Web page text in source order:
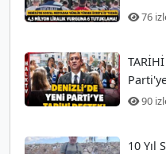
76
anlar!
90
10 Yıl